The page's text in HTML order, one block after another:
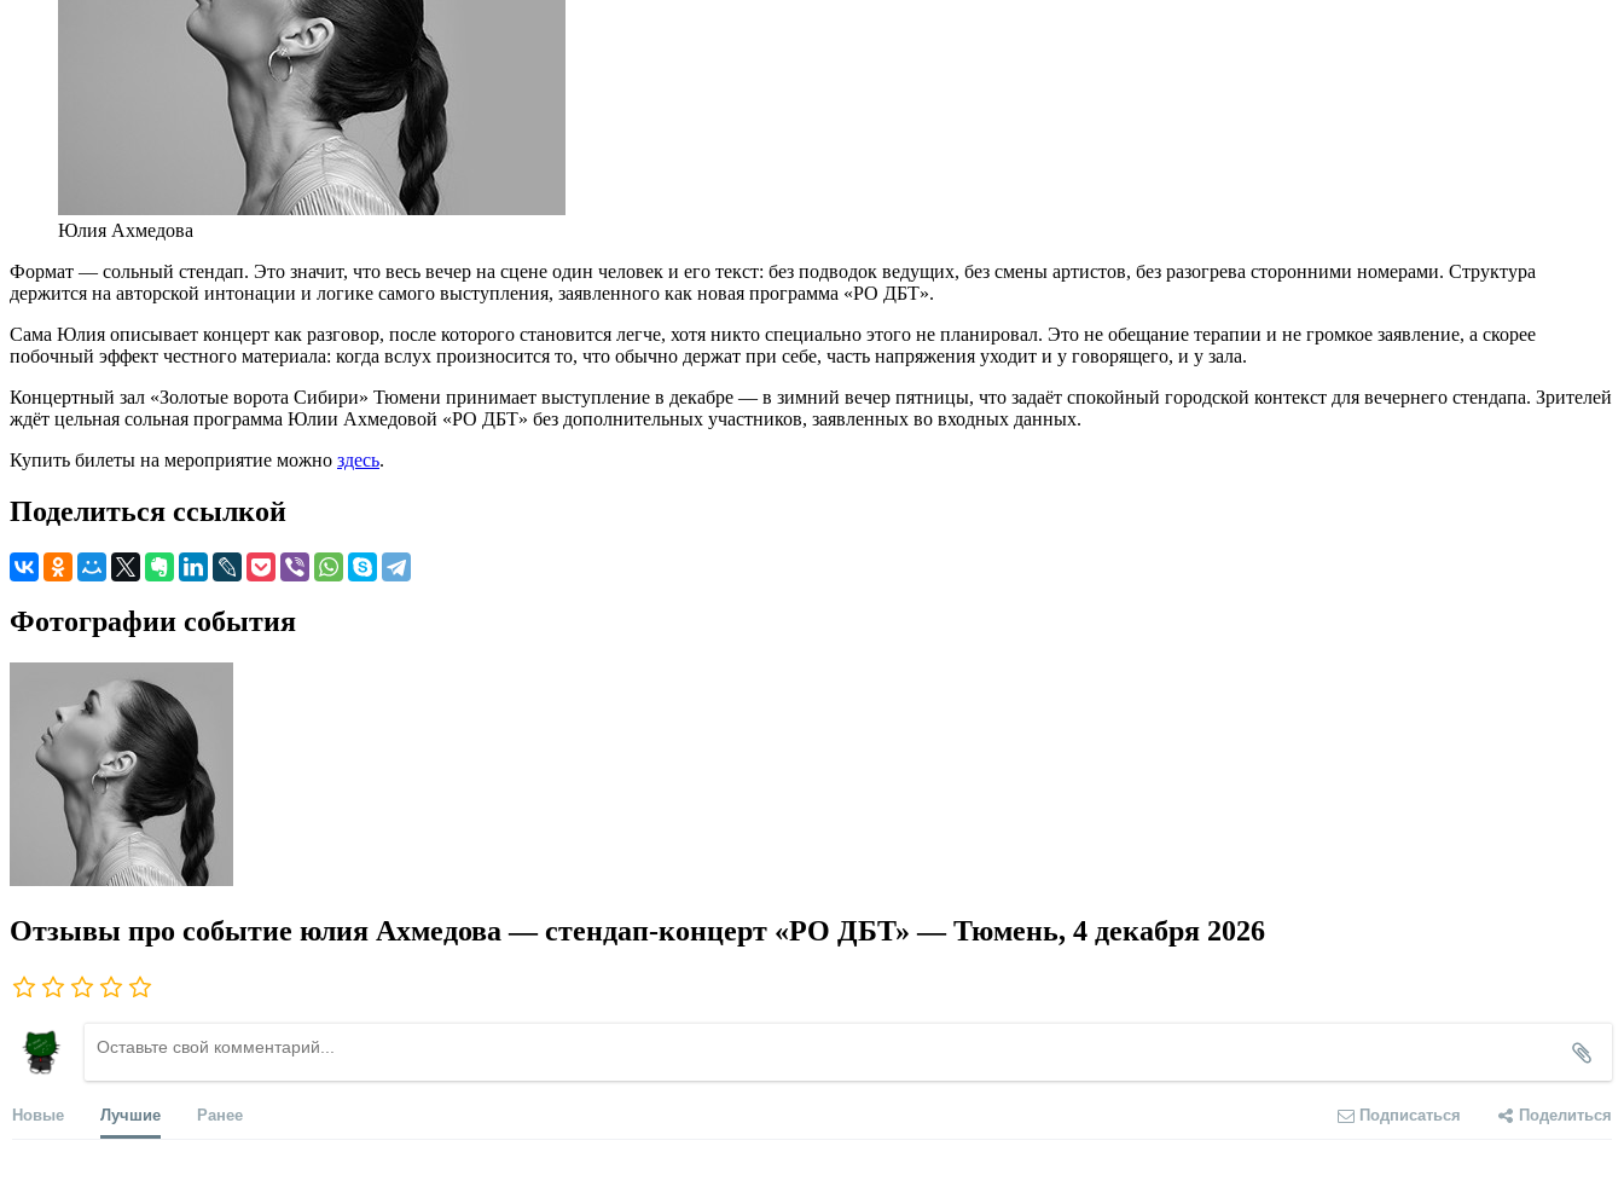
Юлия Ахмедова
Формат — сольный стендап. Это значит, что весь вечер на сцене один человек и его текст: без подводок ведущих, без смены артистов, без разогрева сторонними номерами. Структура
держится на авторской интонации и логике самого выступления, заявленного как новая программа «РО ДБТ».
Сама Юлия описывает концерт как разговор, после которого становится легче, хотя никто специально этого не планировал. Это не обещание терапии и не громкое заявление, а скорее
побочный эффект честного материала: когда вслух произносится то, что обычно держат при себе, часть напряжения уходит и у говорящего, и у зала.
Концертный зал «Золотые ворота Сибири» Тюмени принимает выступление в декабре — в зимний вечер пятницы, что задаёт спокойный городской контекст для вечернего стендапа. Зрителей
ждёт цельная сольная программа Юлии Ахмедовой «РО ДБТ» без дополнительных участников, заявленных во входных данных.
Купить билеты на мероприятие можно здесь.
Поделиться ссылкой
Фотографии события
Отзывы про событие юлия Ахмедова — стендап-концерт «РО ДБТ» — Тюмень, 4 декабря 2026
Новые Лучшие Ранее Подписаться Поделиться